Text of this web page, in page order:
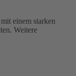
einem starken
Weitere